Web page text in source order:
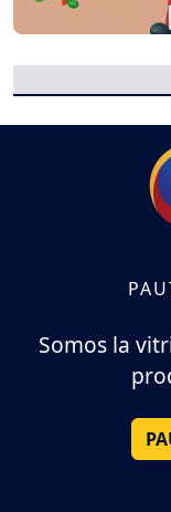
Somos la